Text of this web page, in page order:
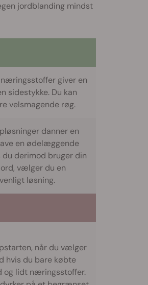
jordblanding mindst
giver en
sidestykke. Du kan
velsmagende røg.
danner en
en ødelæggende
derimod bruger din
vælger du en
løsning.
når du vælger
hvis du bare købte
lidt næringsstoffer.